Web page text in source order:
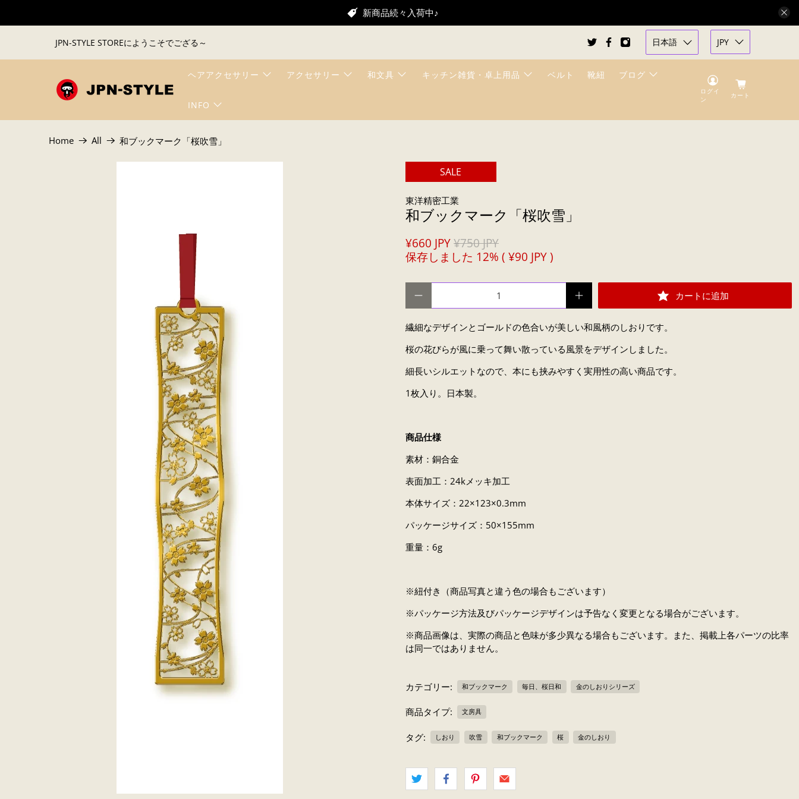
新商品続々入荷中♪
JPN-STYLE STOREにようこそでござる～ 日本語 JPY
ヘアアクセサリー アクセサリー 和文具 キッチン雑貨・卓上用品 ベルト 靴紐 ブログ
INFO
ログイ
ン
カート
Home All 和ブックマーク「桜吹雪」
SALE
東洋精密工業
和ブックマーク「桜吹雪」
¥660 JPY ¥750 JPY
保存しました 12% ( ¥90 JPY )
カートに追加
繊細なデザインとゴールドの色合いが美しい和風柄のしおりです。
桜の花びらが風に乗って舞い散っている風景をデザインしました。
細長いシルエットなので、本にも挟みやすく実用性の高い商品です。
1枚入り。日本製。
商品仕様
素材：銅合金
表面加工：24kメッキ加工
本体サイズ：22×123×0.3mm
パッケージサイズ：50×155mm
重量：6g
※紐付き（商品写真と違う色の場合もございます）
※パッケージ方法及びパッケージデザインは予告なく変更となる場合がございます。
※商品画像は、実際の商品と色味が多少異なる場合もございます。また、掲載上各パーツの比率
は同一ではありません。
カテゴリー: 和ブックマーク 毎日、桜日和 金のしおりシリーズ
商品タイプ: 文房具
タグ: しおり 吹雪 和ブックマーク 桜 金のしおり